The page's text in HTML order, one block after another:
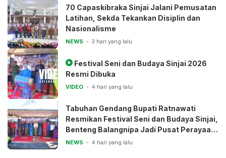
70 Capaskibraka Sinjai Jalani Pemusatan
Latihan, Sekda Tekankan Disiplin dan
Nasionalisme
NEWS 3 hari yang lalu
Resmi Dibuka
VIDEO 4 hari yang lalu
Tabuhan Gendang Bupati Ratnawati
Resmikan Festival Seni dan Budaya Sinjai,
Benteng Balangnipa Jadi Pusat Perayaan
Tradisi
NEWS 4 hari yang lalu